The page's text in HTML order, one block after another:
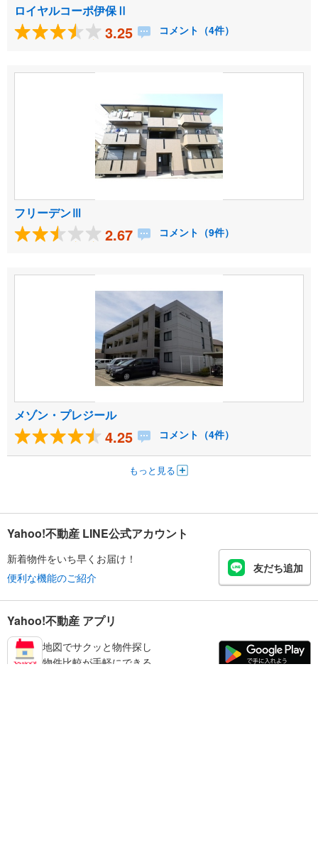
ロイヤルコーポ伊保Ⅱ
3.25 コメント（4件）
フリーデンⅢ
2.67 コメント（9件）
メゾン・プレジール
4.25 コメント（4件）
もっと見る
Yahoo!不動産 LINE公式アカウント
新着物件をいち早くお届け！
便利な機能のご紹介
友だち追加
Yahoo!不動産 アプリ
地図でサクッと物件探し
物件比較が手軽にできる